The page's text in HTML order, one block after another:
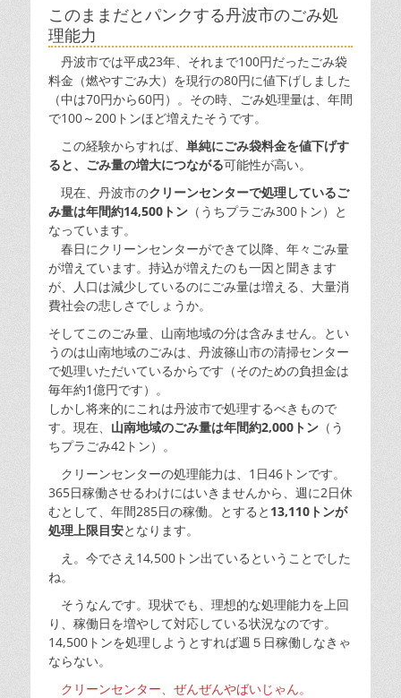
このままだとパンクする丹波市のごみ処
理能力
丹波市では平成23年、それまで100円だったごみ袋
料金（燃やすごみ大）を現行の80円に値下げしました
（中は70円から60円）。その時、ごみ処理量は、年間
で100～200トンほど増えたそうです。
この経験からすれば、 単純にごみ袋料金を値下げす
ると、ごみ量の増大につながる可能性が高い。
現在、丹波市のクリーンセンターで処理しているご
み量は年間約14,500トン （うちプラごみ300トン）と
なっています。
春日にクリーンセンターができて以降、年々ごみ量
が増えています。持込が増えたのも一因と聞きます
が、人口は減少しているのにごみ量は増える、大量消
費社会の悲しさでしょうか。
そしてこのごみ量、山南地域の分は含みません。とい
うのは山南地域のごみは、丹波篠山市の清掃センター
で処理いただいているからです（そのための負担金は
毎年約1億円です）。
しかし将来的にこれは丹波市で処理するべきもので
す。現在、 山南地域のごみ量は年間約2,000トン （う
ちプラごみ42トン）。
クリーンセンターの処理能力は、1日46トンです。
365日稼働させるわけにはいきませんから、週に2日休
むとして、年間285日の稼働。とすると 13,110トンが
処理上限目安となります。
え。今でさえ14,500トン出ているということでした
ね。
そうなんです。現状でも、理想的な処理能力を上回
り、稼働日を増やして対応している状況なのです。
14,500トンを処理しようとすれば週５日稼働しなきゃ
ならない。
クリーンセンター、ぜんぜんやばいじゃん。